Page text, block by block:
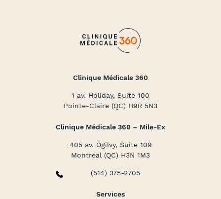
Clinique Médicale 360
1 av. Holiday, Suite 100
Pointe-Claire (QC) H9R 5N3
Clinique Médicale 360 – Mile-Ex
405 av. Ogilvy, Suite 109
Montréal (QC) H3N 1M3
(514) 375-2705
Services